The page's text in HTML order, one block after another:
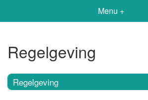
Menu +
Regelgeving
Regelgeving